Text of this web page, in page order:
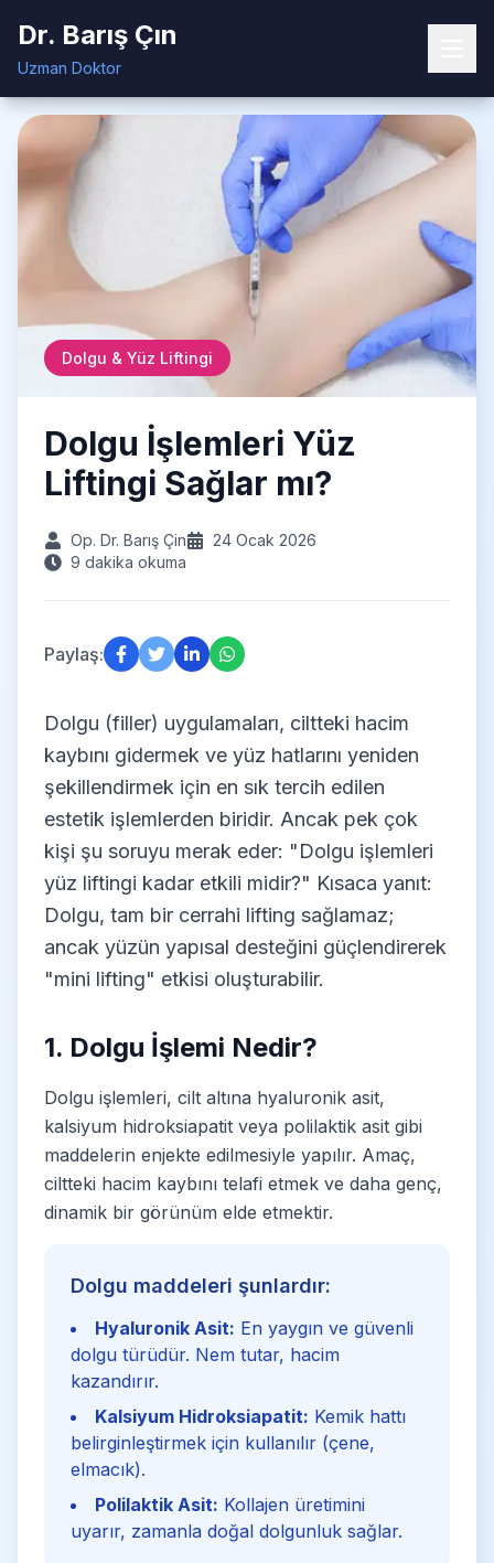
Dr. Barış Çın
Uzman Doktor
Dr. Barış Çın
Uzman Doktor
Ana
Sayfa
Dolgu & Yüz Liftingi
Dolgu İşlemleri Yüz
Liftingi Sağlar mı?
Op. Dr. Barış Çin
24 Ocak 2026
9 dakika okuma
Paylaş:
Dolgu (filler) uygulamaları, ciltteki hacim
kaybını gidermek ve yüz hatlarını yeniden
şekillendirmek için en sık tercih edilen
estetik işlemlerden biridir. Ancak pek çok
kişi şu soruyu merak eder: "Dolgu işlemleri
yüz liftingi kadar etkili midir?" Kısaca yanıt:
Dolgu, tam bir cerrahi lifting sağlamaz;
ancak yüzün yapısal desteğini güçlendirerek
"mini lifting" etkisi oluşturabilir.
1. Dolgu İşlemi Nedir?
Dolgu işlemleri, cilt altına hyaluronik asit,
kalsiyum hidroksiapatit veya polilaktik asit gibi
maddelerin enjekte edilmesiyle yapılır. Amaç,
ciltteki hacim kaybını telafi etmek ve daha genç,
dinamik bir görünüm elde etmektir.
Dolgu maddeleri şunlardır:
Hyaluronik Asit: En yaygın ve güvenli
dolgu türüdür. Nem tutar, hacim
kazandırır.
Kalsiyum Hidroksiapatit: Kemik hattı
belirginleştirmek için kullanılır (çene,
elmacık).
Polilaktik Asit: Kollajen üretimini
uyarır, zamanla doğal dolgunluk sağlar.